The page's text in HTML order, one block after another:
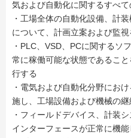
気および自動化に関するすべ
・工場全体の自動化設備、計
について、計画立案および監視
・PLC、VSD、PCに関するソ
常に稼働可能な状態であるこ
行する
・電気および自動化分野にお
施し、工場設備および機械の
・フィールドデバイス、計装
インターフェースが正常に機